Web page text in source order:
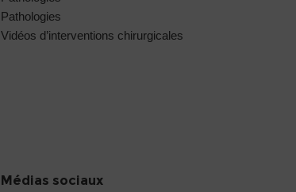
Pathologies
Vidéos d’interventions chirurgicales
Médias sociaux